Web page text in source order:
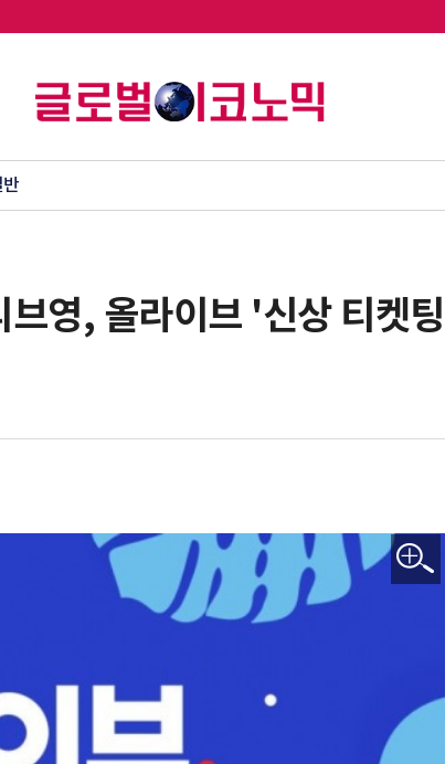
반
영, 올라이브 '신상 티켓